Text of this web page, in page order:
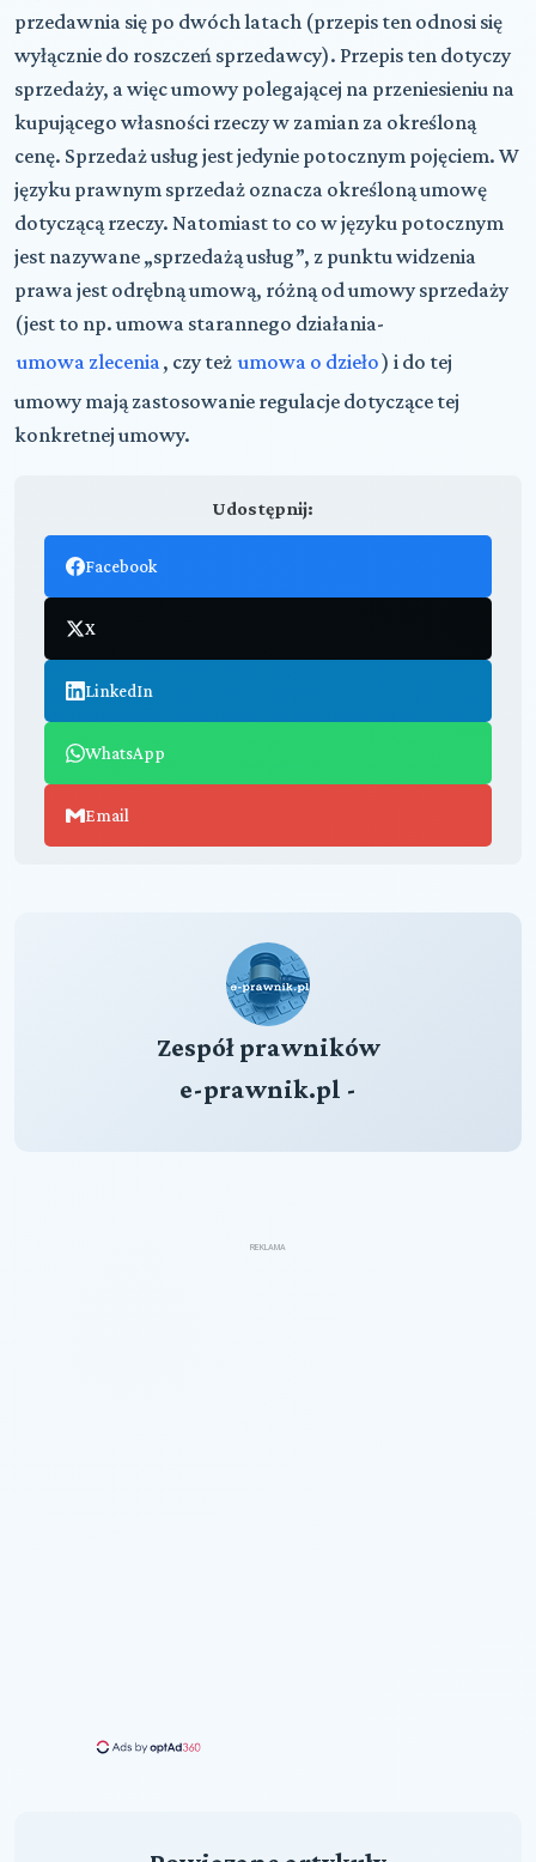
przedawnia się po dwóch latach (przepis ten odnosi się
wyłącznie do roszczeń sprzedawcy). Przepis ten dotyczy
sprzedaży, a więc umowy polegającej na przeniesieniu na
kupującego własności rzeczy w zamian za określoną
cenę. Sprzedaż usług jest jedynie potocznym pojęciem. W
języku prawnym sprzedaż oznacza określoną umowę
dotyczącą rzeczy. Natomiast to co w języku potocznym
jest nazywane „sprzedażą usług”, z punktu widzenia
prawa jest odrębną umową, różną od umowy sprzedaży
(jest to np. umowa starannego działania-
umowa zlecenia , czy też umowa o dzieło) i do tej
umowy mają zastosowanie regulacje dotyczące tej
konkretnej umowy.
Udostępnij:
Facebook
X
LinkedIn
WhatsApp
Email
Zespół prawników
e-prawnik.pl -
REKLAMA